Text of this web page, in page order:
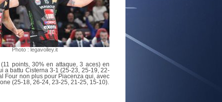
Photo : legavolley.it
(11 points, 30% en attaque, 3 aces) en
a battu Cisterna 3-1 (25-23, 25-19, 22-
Four non plus pour Piacenza qui, avec
(25-18, 26-24, 23-25, 21-25, 15-10).